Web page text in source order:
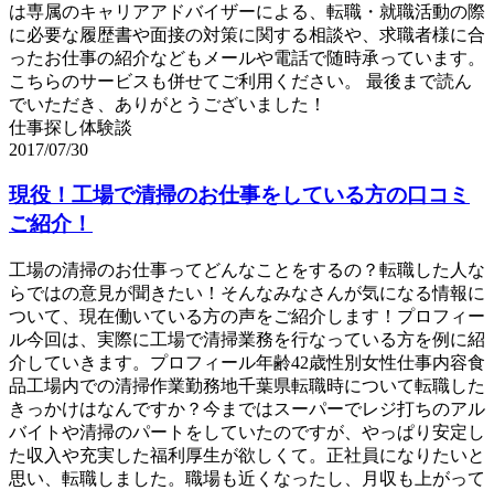
は専属のキャリアアドバイザーによる、転職・就職活動の際
に必要な履歴書や面接の対策に関する相談や、求職者様に合
ったお仕事の紹介などもメールや電話で随時承っています。
こちらのサービスも併せてご利用ください。 最後まで読ん
でいただき、ありがとうございました！
仕事探し体験談
2017/07/30
現役！工場で清掃のお仕事をしている方の口コミ
ご紹介！
工場の清掃のお仕事ってどんなことをするの？転職した人な
らではの意見が聞きたい！そんなみなさんが気になる情報に
ついて、現在働いている方の声をご紹介します！プロフィー
ル今回は、実際に工場で清掃業務を行なっている方を例に紹
介していきます。プロフィール年齢42歳性別女性仕事内容食
品工場内での清掃作業勤務地千葉県転職時について転職した
きっかけはなんですか？今まではスーパーでレジ打ちのアル
バイトや清掃のパートをしていたのですが、やっぱり安定し
た収入や充実した福利厚生が欲しくて。正社員になりたいと
思い、転職しました。職場も近くなったし、月収も上がって